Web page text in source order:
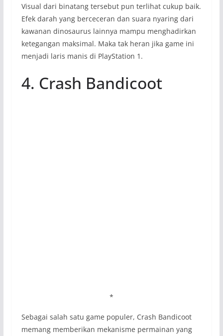
Visual dari binatang tersebut pun terlihat cukup baik.
Efek darah yang berceceran dan suara nyaring dari
kawanan dinosaurus lainnya mampu menghadirkan
ketegangan maksimal. Maka tak heran jika game ini
menjadi laris manis di PlayStation 1.
4. Crash Bandicoot
*
Sebagai salah satu game populer, Crash Bandicoot
memang memberikan mekanisme permainan yang